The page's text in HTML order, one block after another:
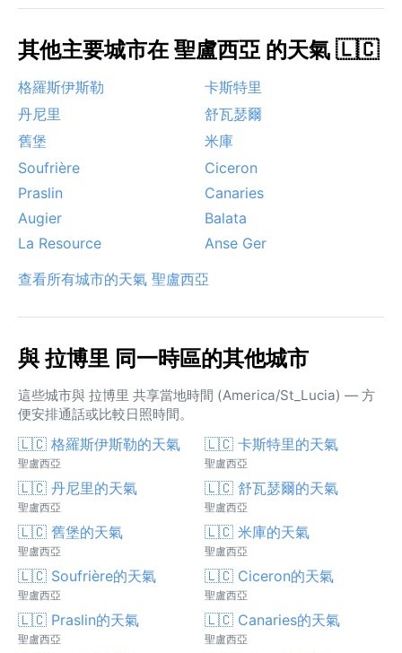
其他主要城市在 聖盧西亞 的天氣 🇱🇨
格羅斯伊斯勒
卡斯特里
丹尼里
舒瓦瑟爾
舊堡
米庫
Soufrière
Ciceron
Praslin
Canaries
Augier
Balata
La Resource
Anse Ger
查看所有城市的天氣 聖盧西亞
與 拉博里 同一時區的其他城市
這些城市與 拉博里 共享當地時間 (America/St_Lucia) — 方
便安排通話或比較日照時間。
🇱🇨 格羅斯伊斯勒的天氣
聖盧西亞
🇱🇨 卡斯特里的天氣
聖盧西亞
🇱🇨 丹尼里的天氣
聖盧西亞
🇱🇨 舒瓦瑟爾的天氣
聖盧西亞
🇱🇨 舊堡的天氣
聖盧西亞
🇱🇨 米庫的天氣
聖盧西亞
🇱🇨 Soufrière的天氣
聖盧西亞
🇱🇨 Ciceron的天氣
聖盧西亞
🇱🇨 Praslin的天氣
聖盧西亞
🇱🇨 Canaries的天氣
聖盧西亞